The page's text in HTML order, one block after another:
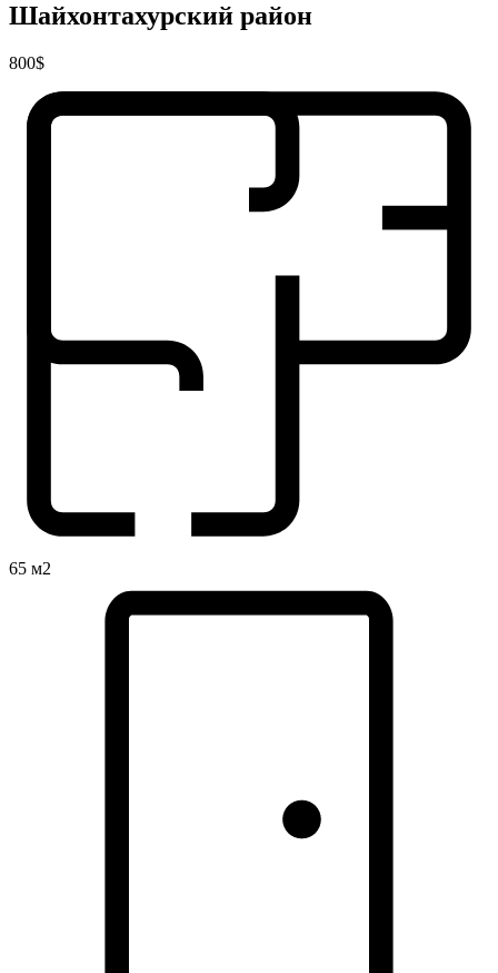
Шайхонтахурский район
800$
65 м2